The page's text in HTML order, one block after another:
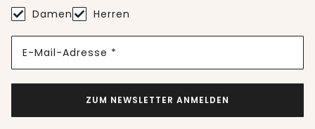
Damen Herren
E-Mail-Adresse *
ZUM NEWSLETTER ANMELDEN